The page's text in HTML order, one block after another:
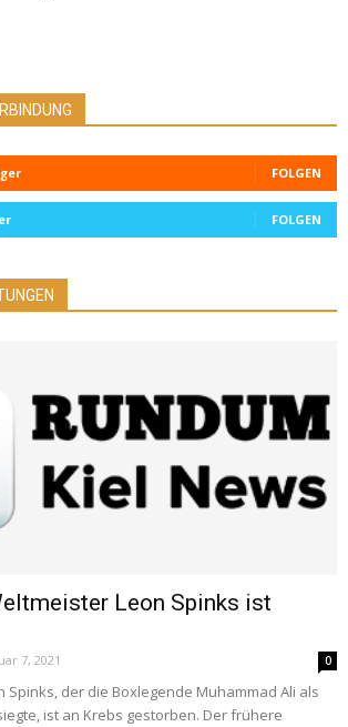
FOLGEN
FOLGEN
Leon Spinks ist
7, 2021 0
Spinks, der die Boxlegende Muhammad Ali als
ist an Krebs gestorben. Der frühere